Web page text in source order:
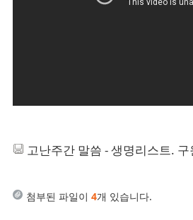
고난주간 말씀 - 생명리스트.
첨부된 파일이 4개 있습니다.